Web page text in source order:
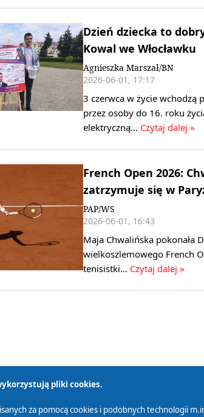
Dzień dziecka to
Kowal we Włocławku
Agnieszka Marszał/BN
2026-06-01, 17:17
3 czerwca w życie wchodzą
przez osoby do 16. roku
elektryczną… Czytaj dalej »
French Open 2026:
zatrzymuje się w
PAP/WS
2026-06-01, 16:43
Maja Chwalińska pokonała
wielkoszlemowego French
tenisistki… Czytaj dalej »
pliki cookies.
za pomocą cookies i podobnych technologii